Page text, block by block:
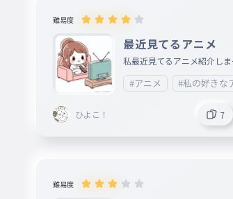
難易度
最近見てるアニメ
私最近見てるアニメ紹介し
てるアニメ紹介してねー
#アニメ #私の好きな
ひよこ！ 7
難易度